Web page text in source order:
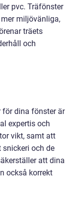
pvc. Träfönster
miljövänliga,
träets
och
dina fönster är
expertis och
vikt, samt att
och de
att dina
också korrekt